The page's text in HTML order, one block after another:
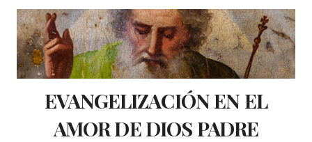
EVANGELIZACIÓN EN EL
AMOR DE DIOS PADRE